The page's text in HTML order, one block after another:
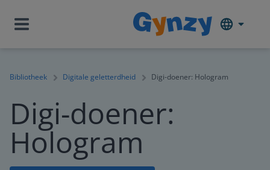
Bibliotheek Digitale geletterdheid Digi-doener: Hologram
Digi-doener:
Hologram